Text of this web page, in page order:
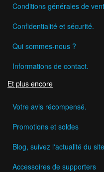
Conditions générales de
Confidentialité et sécurité.
Qui sommes-nous ?
Informations de contact.
Et plus encore
Votre avis récompensé.
Promotions et soldes
Blog, suivez l'actualité du
Accessoires de supporters